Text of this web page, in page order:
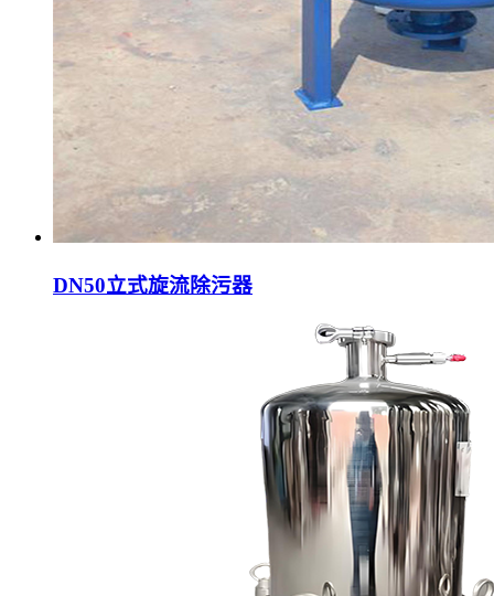
DN50立式旋流除污器